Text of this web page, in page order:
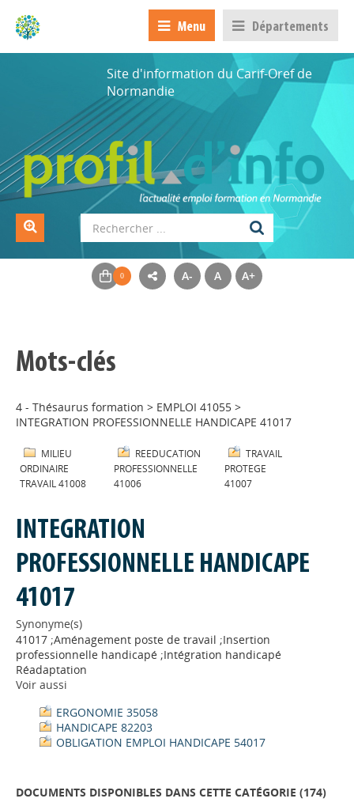
Menu Départements
Site d'information du Carif-Oref de
Normandie
A- A A+
Mots-clés
4 - Thésaurus formation > EMPLOI 41055 >
INTEGRATION PROFESSIONNELLE HANDICAPE 41017
MILIEU
ORDINAIRE
TRAVAIL 41008
REEDUCATION
PROFESSIONNELLE
41006
TRAVAIL
PROTEGE
41007
INTEGRATION
PROFESSIONNELLE HANDICAPE
41017
Synonyme(s)
41017 ;Aménagement poste de travail ;Insertion
professionnelle handicapé ;Intégration handicapé
Réadaptation
Voir aussi
ERGONOMIE 35058
HANDICAPE 82203
OBLIGATION EMPLOI HANDICAPE 54017
DOCUMENTS DISPONIBLES DANS CETTE CATÉGORIE (174)